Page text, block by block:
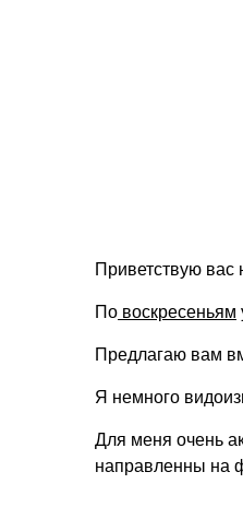
Приветствую
По воскресеньям
Предлагаю вам
Я немного
Для меня очень
направленны на